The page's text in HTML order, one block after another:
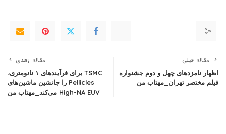
مقاله قبلی
اظهار نامزدهای چهل و دوم جشنواره
فیلم مختصر تهران_مهتاب من
مقاله بعدی
TSMC برای فرآیندهای ۱ نانومتری،
Pellicles را جانشین ماشین‌های
High-NA EUV می‌کند_مهتاب من